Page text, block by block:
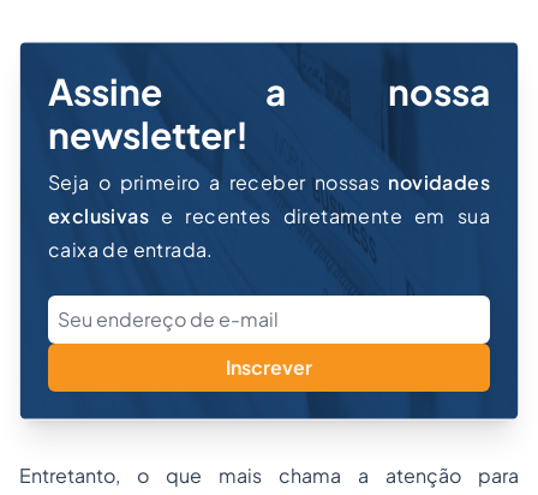
Assine a nossa
newsletter!
Seja o primeiro a receber nossas novidades
exclusivas e recentes diretamente em sua
caixa de entrada.
Inscrever
Entretanto, o que mais chama a atenção para